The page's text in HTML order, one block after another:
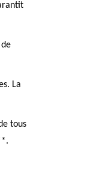
La
tous